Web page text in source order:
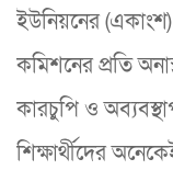
ইউনিয়নের (একাংশ)
কমিশনের প্রতি
কারচুপি ও
শিক্ষার্থীদের